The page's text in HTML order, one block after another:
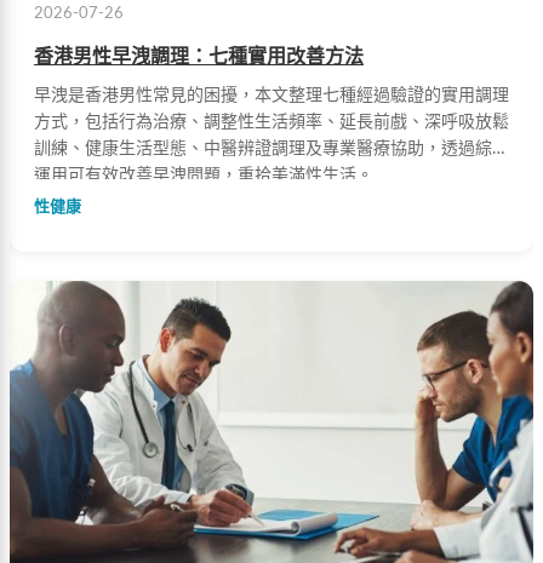
2026-07-26
香港男性早洩調理：七種實用改善方法
早洩是香港男性常見的困擾，本文整理七種經過驗證的實用調理
方式，包括行為治療、調整性生活頻率、延長前戲、深呼吸放鬆
訓練、健康生活型態、中醫辨證調理及專業醫療協助，透過綜合
運用可有效改善早洩問題，重拾美滿性生活。
性健康